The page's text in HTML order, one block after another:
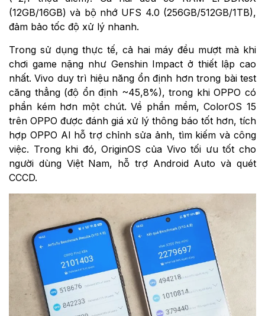
(12GB/16GB) và bộ nhớ UFS 4.0 (256GB/512GB/1TB),
đảm bảo tốc độ xử lý nhanh.
Trong sử dụng thực tế, cả hai máy đều mượt mà khi
chơi game nặng như Genshin Impact ở thiết lập cao
nhất. Vivo duy trì hiệu năng ổn định hơn trong bài test
căng thẳng (độ ổn định ~45,8%), trong khi OPPO có
phần kém hơn một chút. Về phần mềm, ColorOS 15
trên OPPO được đánh giá xử lý thông báo tốt hơn, tích
hợp OPPO AI hỗ trợ chỉnh sửa ảnh, tìm kiếm và công
việc. Trong khi đó, OriginOS của Vivo tối ưu tốt cho
người dùng Việt Nam, hỗ trợ Android Auto và quét
CCCD.